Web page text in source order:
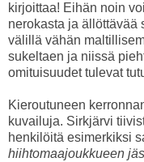
kirjoittaa! Eihän noin
nerokasta ja ällöttävää
välillä vähän
sukeltaen ja niissä
omituisuudet tulevat
Kieroutuneen
kuvailuja. Sirkjärvi
henkilöitä esimerkiksi
hiihtomaajoukkueen